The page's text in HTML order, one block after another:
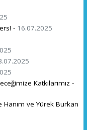
- 16.07.2025
Katkılarımız -
Hanım ve Yürek Burkan